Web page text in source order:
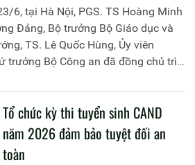
6, tại Hà Nội, PGS. TS Hoàng Minh
Đảng, Bộ trưởng Bộ Giáo dục và
TS. Lê Quốc Hùng, Ủy viên
trưởng Bộ Công an đã đồng chủ trì
giáo dục và đào tạo của lực lượng
Tổ chức kỳ thi tuyển sinh CAND
năm 2026 đảm bảo tuyệt đối an
toàn